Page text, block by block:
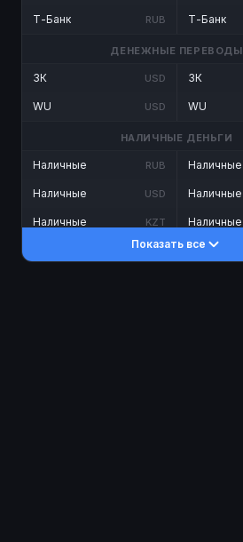
Т-Банк RUB Т-Банк
ДЕНЕЖНЫЕ ПЕРЕВОДЫ
ЗК USD
WU USD
ЗК
WU
НАЛИЧНЫЕ ДЕНЬГИ
Наличные RUB
Наличные USD
Наличные KZT
Наличные
Наличные
Наличные
Показать все